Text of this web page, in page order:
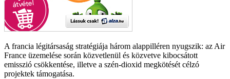
A francia légitársaság stratégiája három alappilléren nyugszik: az Air
France üzemelése során közvetlenül és közvetve kibocsátott
emisszió csökkentése, illetve a szén-dioxid megkötését célzó
projektek támogatása.